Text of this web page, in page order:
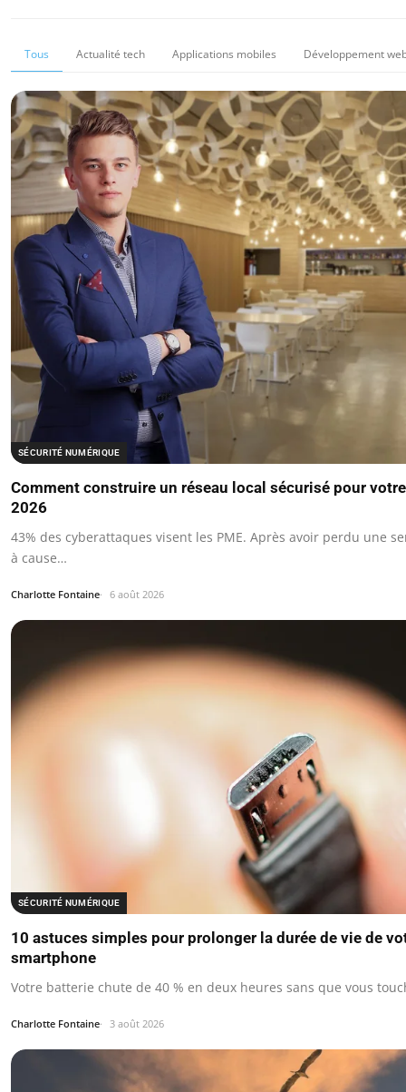
Tous Actualité tech Applications mobiles Développement
SÉCURITÉ NUMÉRIQUE
Comment construire un réseau local sécurisé pour
2026
43% des cyberattaques visent les PME. Après avoir perdu une
à cause…
Charlotte Fontaine 6 août 2026
SÉCURITÉ NUMÉRIQUE
10 astuces simples pour prolonger la durée de vie de
smartphone
Votre batterie chute de 40 % en deux heures sans que vous
Charlotte Fontaine 3 août 2026